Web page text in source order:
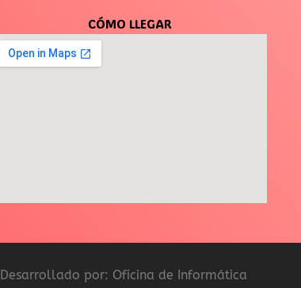
CÓMO LLEGAR
Desarrollado por: Oficina de Informática